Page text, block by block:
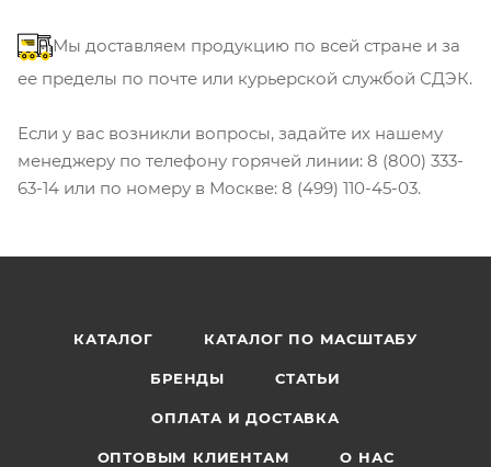
Мы доставляем продукцию по всей стране и за
ее пределы по почте или курьерской службой СДЭК.
Если у вас возникли вопросы, задайте их нашему
менеджеру по телефону горячей линии: 8 (800) 333-
63-14 или по номеру в Москве: 8 (499) 110-45-03.
КАТАЛОГ КАТАЛОГ ПО МАСШТАБУ
БРЕНДЫ СТАТЬИ
ОПЛАТА И ДОСТАВКА
ОПТОВЫМ КЛИЕНТАМ О НАС